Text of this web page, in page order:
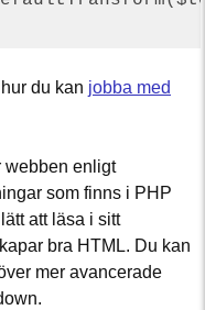
du kan jobba med
webben enligt
som finns i PHP
att läsa i sitt
bra HTML. Du kan
mer avancerade